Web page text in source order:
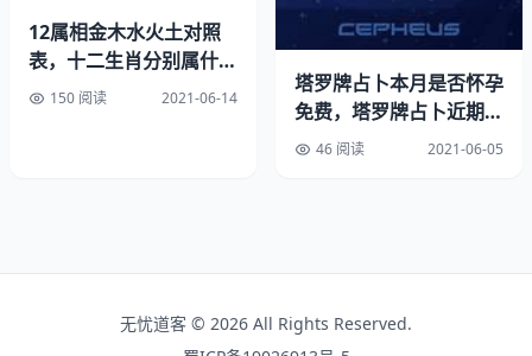
谓“一个人倒霉的时候喝水都塞牙缝”，这一年不管做什么事
情都特别的不顺利。不管是大事还是小事都是比较倒霉的，
基本上好运气全都不在。那么就会让他们每天都过得特别郁
闷，心情也特别的不好。
73年属牛48岁婚姻状况：年属牛女婚姻命运
不知我们还能走下去吗？
73年女属牛，生于正月初九，申时。命运等婚姻如何
12属相金木水火土对照
表，十二生肖分别属什
么。(金木水火土)
150 阅读 2021-06-14
塔罗牌占卜本月是否怀孕
免费，塔罗牌占卜近期是
否能怀孕抽到了正位的星
46 阅读 2021-06-05
无忧道客 © 2026 All Rights Reserved.